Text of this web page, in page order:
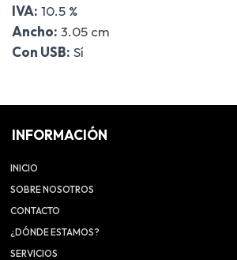
IVA: 10.5 %
Ancho: 3.05 cm
Con USB: Sí
INFORMACIÓN
INICIO
SOBRE NOSOTROS
CONTACTO
¿DÓNDE ESTAMOS?
SERVICIOS